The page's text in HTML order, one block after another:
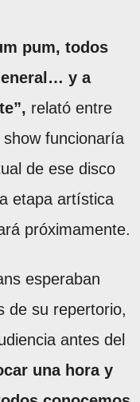
pum, todos
y a
relató entre
funcionaría
de ese disco
etapa artística
próximamente.
esperaban
de su repertorio,
antes del
una hora y